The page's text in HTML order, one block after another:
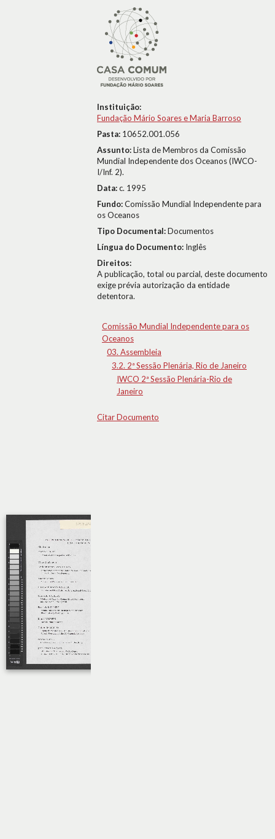
Instituição:
Fundação Mário Soares e Maria Barroso
Pasta: 10652.001.056
Assunto:Lista de Membros da Comissão
Mundial Independente dos Oceanos (IWCO-
I/Inf. 2).
Data:c. 1995
Fundo:Comissão Mundial Independente para
os Oceanos
Tipo Documental:Documentos
Língua do Documento: Inglês
Direitos:
A publicação, total ou parcial, deste documento
exige prévia autorização da entidade
detentora.
Comissão Mundial Independente para os
Oceanos
03. Assembleia
3.2. 2ª Sessão Plenária, Rio de Janeiro
IWCO 2ª Sessão Plenária-Rio de
Janeiro
Citar Documento